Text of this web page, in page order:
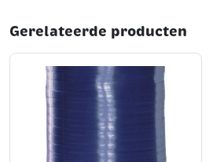
Gerelateerde producten